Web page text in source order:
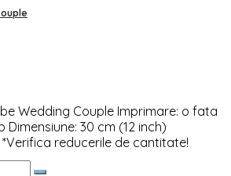
Wedding Couple Imprimare: o fata
Dimensiune: 30 cm (12 inch)
reducerile de cantitate!